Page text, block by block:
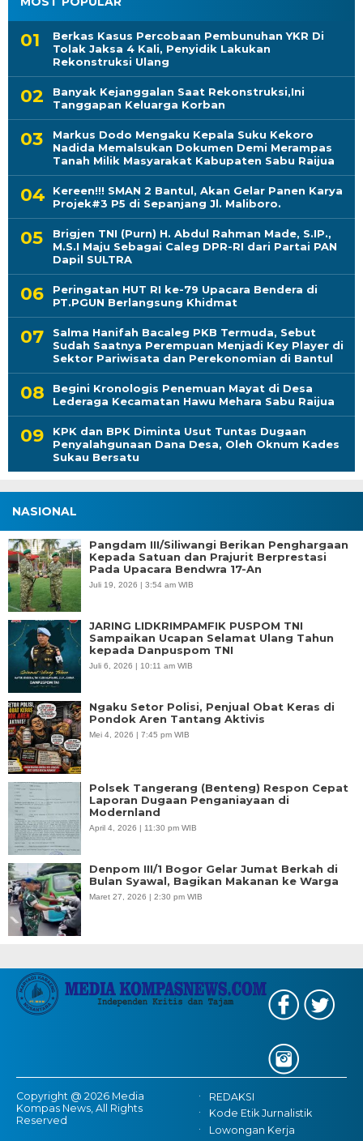
Berkas Kasus Percobaan Pembunuhan YKR Di
Tolak Jaksa 4 Kali, Penyidik Lakukan
Rekonstruksi Ulang
Banyak Kejanggalan Saat Rekonstruksi,Ini
Tanggapan Keluarga Korban
Markus Dodo Mengaku Kepala Suku Kekoro
Nadida Memalsukan Dokumen Demi Merampas
Tanah Milik Masyarakat Kabupaten Sabu Raijua
Kereen!!! SMAN 2 Bantul, Akan Gelar Panen Karya
Projek#3 P5 di Sepanjang Jl. Maliboro.
Brigjen TNI (Purn) H. Abdul Rahman Made, S.IP.,
M.S.I Maju Sebagai Caleg DPR-RI dari Partai PAN
Dapil SULTRA
Peringatan HUT RI ke-79 Upacara Bendera di
PT.PGUN Berlangsung Khidmat
Salma Hanifah Bacaleg PKB Termuda, Sebut
Sudah Saatnya Perempuan Menjadi Key Player di
Sektor Pariwisata dan Perekonomian di Bantul
Begini Kronologis Penemuan Mayat di Desa
Lederaga Kecamatan Hawu Mehara Sabu Raijua
KPK dan BPK Diminta Usut Tuntas Dugaan
Penyalahgunaan Dana Desa, Oleh Oknum Kades
Sukau Bersatu
NASIONAL
Pangdam III/Siliwangi Berikan Penghargaan
Kepada Satuan dan Prajurit Berprestasi
Pada Upacara Bendwra 17-An
Juli 19, 2026 | 3:54 am WIB
JARING LIDKRIMPAMFIK PUSPOM TNI
Sampaikan Ucapan Selamat Ulang Tahun
kepada Danpuspom TNI
Juli 6, 2026 | 10:11 am WIB
Ngaku Setor Polisi, Penjual Obat Keras di
Pondok Aren Tantang Aktivis
Mei 4, 2026 | 7:45 pm WIB
Polsek Tangerang (Benteng) Respon Cepat
Laporan Dugaan Penganiayaan di
Modernland
April 4, 2026 | 11:30 pm WIB
Denpom III/1 Bogor Gelar Jumat Berkah di
Bulan Syawal, Bagikan Makanan ke Warga
Maret 27, 2026 | 2:30 pm WIB
Copyright @ 2026 Media
Kompas News, All Rights
Reserved
REDAKSI
Kode Etik Jurnalistik
Lowongan Kerja